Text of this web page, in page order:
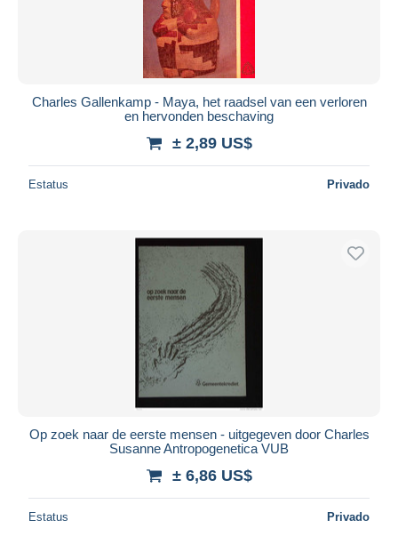
Charles Gallenkamp - Maya, het raadsel van een verloren
en hervonden beschaving
± 2,89 US$
Estatus Privado
Op zoek naar de eerste mensen - uitgegeven door Charles
Susanne Antropogenetica VUB
± 6,86 US$
Estatus Privado